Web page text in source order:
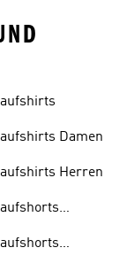
Damen
Herren